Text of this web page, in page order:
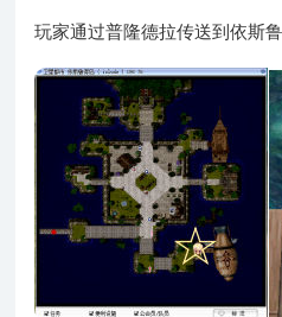
玩家通过普隆德拉传送到依斯